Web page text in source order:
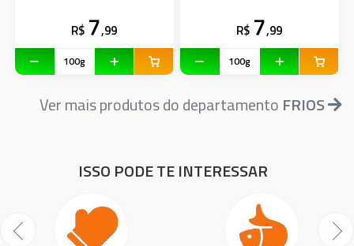
R$ 7,99 R$ 7,99
Ver mais produtos do departamento FRIOS
ISSO PODE TE INTERESSAR